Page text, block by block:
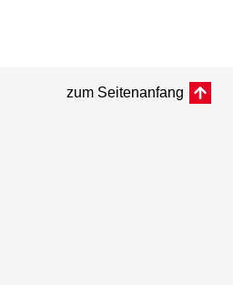
zum Seitenanfang